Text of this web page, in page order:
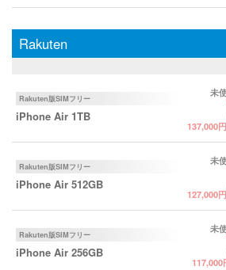
Rakuten
Rakuten版SIMフリー
iPhone Air 1TB
未
137,000円
Rakuten版SIMフリー
iPhone Air 512GB
未
127,000円
Rakuten版SIMフリー
iPhone Air 256GB
未
117,000